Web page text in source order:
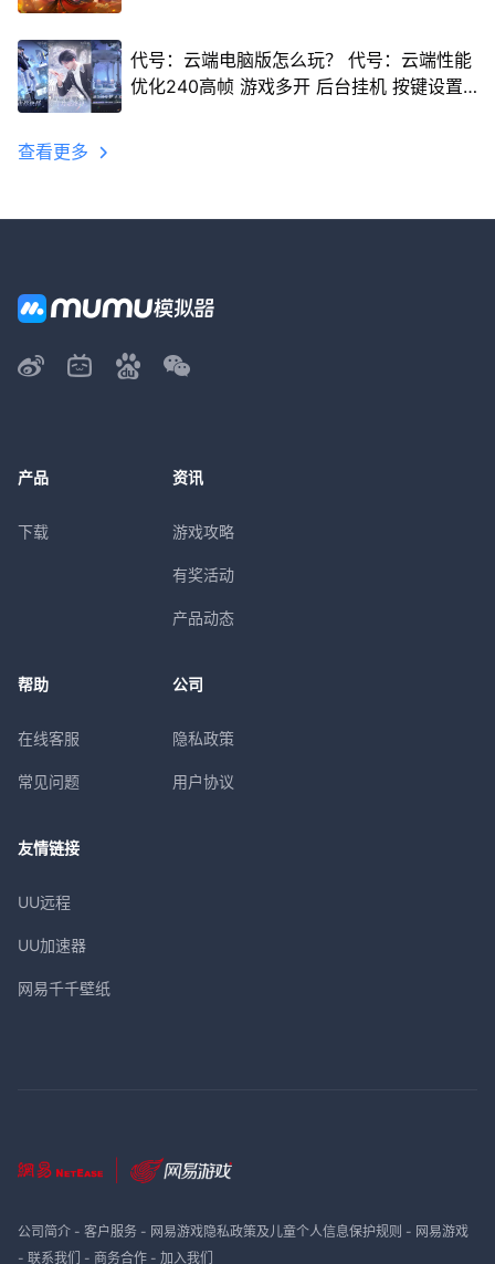
代号：云端电脑版怎么玩？ 代号：云端性能
优化240高帧 游戏多开 后台挂机 按键设置
查看更多
产品
下载
资讯
游戏攻略
有奖活动
产品动态
帮助
在线客服
常见问题
公司
隐私政策
用户协议
友情链接
UU远程
UU加速器
网易千千壁纸
公司简介- 客户服务- 网易游戏隐私政策及儿童个人信息保护规则 - 网易游戏
- 联系我们 - 商务合作- 加入我们